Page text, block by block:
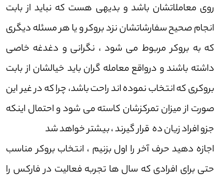
روی معاملاتشان باشد و بدیهی هست که نباید از بابت
انجام صحیح سفارشاتشان نزد بروکر و یا هر مسئله دیگری
که به بروکر مربوط می شود ، نگرانی و دغدغه خاصی
داشته باشند و درواقع معامله گران باید خیالشان از بابت
بروکری که انتخاب نموده اند راحت باشد، چرا که در غیر این
صورت از میزان تمرکزشان کاسته می شود و احتمال اینکه
جزو افراد زیان ده قرار گیرند ، بیشتر خواهد شد
اجازه دهید حرف آخر را اول بزنیم ، انتخاب بروکر مناسب
حتی برای افرادی که سال ها تجربه فعالیت در فارکس را